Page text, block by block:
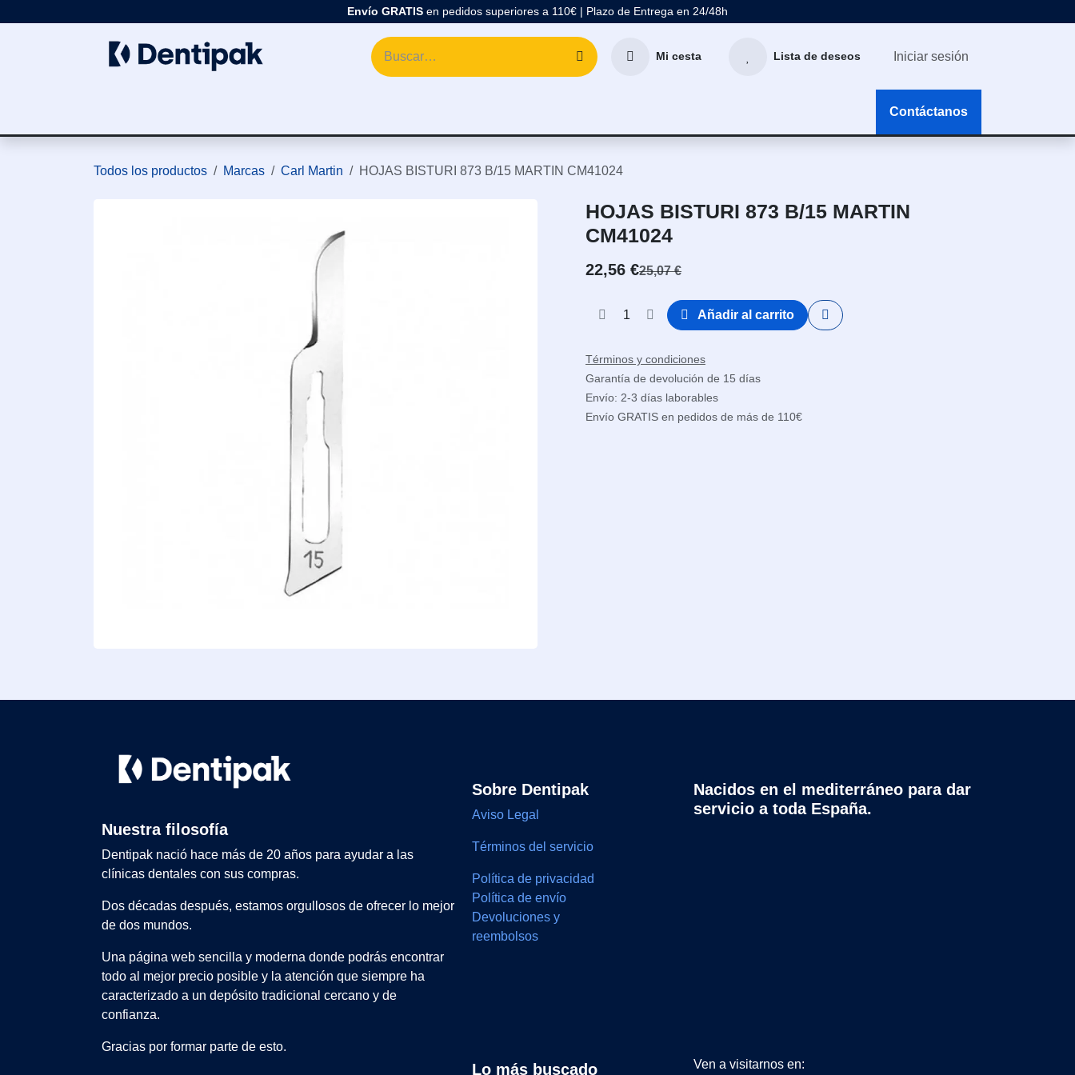
Envío GRATIS en pedidos superiores a 110€ | Plazo de Entrega en 24/48h
Mi cesta Lista de deseos Iniciar sesión
Contáctanos
Todos los productos Marcas Carl Martin HOJAS BISTURI 873 B/15 MARTIN CM41024
HOJAS BISTURI 873 B/15 MARTIN
CM41024
22,56 €25,07€
Añadir al carrito
Términos y condiciones
Garantía de devolución de 15 días
Envío: 2-3 días laborables
Envío GRATIS en pedidos de más de 110€
Lo más buscado
Sobre Dentipak
Aviso Legal
Términos del servicio
Política de privacidad
Política de envío
Devoluciones y
reembolsos
Nacidos en el mediterráneo para dar
servicio a toda España.
Ven a visitarnos en:
Nuestra filosofía
Dentipak nació hace más de 20 años para ayudar a las
clínicas dentales con sus compras.
Dos décadas después, estamos orgullosos de ofrecer lo mejor
de dos mundos.
Una página web sencilla y moderna donde podrás encontrar
todo al mejor precio posible y la atención que siempre ha
caracterizado a un depósito tradicional cercano y de
confianza.
Gracias por formar parte de esto.